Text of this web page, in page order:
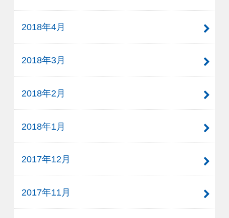
2018年4月
2018年3月
2018年2月
2018年1月
2017年12月
2017年11月